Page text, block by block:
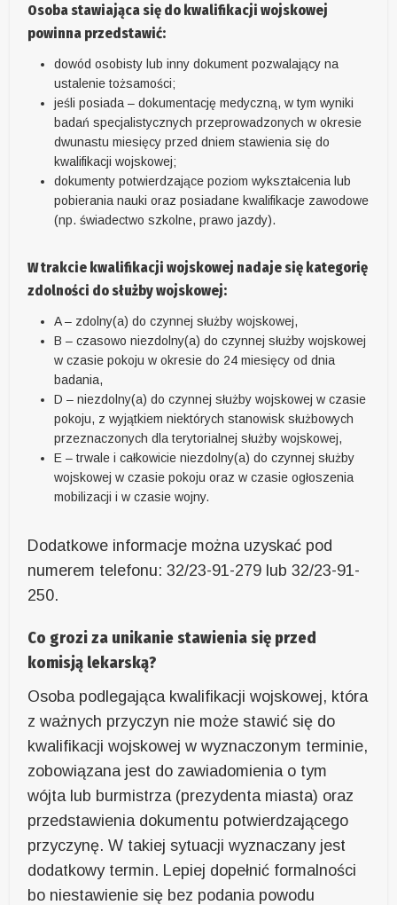
Osoba stawiająca się do kwalifikacji wojskowej
powinna przedstawić:
dowód osobisty lub inny dokument pozwalający na
ustalenie tożsamości;
jeśli posiada – dokumentację medyczną, w tym wyniki
badań specjalistycznych przeprowadzonych w okresie
dwunastu miesięcy przed dniem stawienia się do
kwalifikacji wojskowej;
dokumenty potwierdzające poziom wykształcenia lub
pobierania nauki oraz posiadane kwalifikacje zawodowe
(np. świadectwo szkolne, prawo jazdy).
W trakcie kwalifikacji wojskowej nadaje się kategorię
zdolności do służby wojskowej:
A – zdolny(a) do czynnej służby wojskowej,
B – czasowo niezdolny(a) do czynnej służby wojskowej
w czasie pokoju w okresie do 24 miesięcy od dnia
badania,
D – niezdolny(a) do czynnej służby wojskowej w czasie
pokoju, z wyjątkiem niektórych stanowisk służbowych
przeznaczonych dla terytorialnej służby wojskowej,
E – trwale i całkowicie niezdolny(a) do czynnej służby
wojskowej w czasie pokoju oraz w czasie ogłoszenia
mobilizacji i w czasie wojny.
Dodatkowe informacje można uzyskać pod
numerem telefonu: 32/23-91-279 lub 32/23-91-
250.
Co grozi za unikanie stawienia się przed
komisją lekarską?
Osoba podlegająca kwalifikacji wojskowej, która
z ważnych przyczyn nie może stawić się do
kwalifikacji wojskowej w wyznaczonym terminie,
zobowiązana jest do zawiadomienia o tym
wójta lub burmistrza (prezydenta miasta) oraz
przedstawienia dokumentu potwierdzającego
przyczynę. W takiej sytuacji wyznaczany jest
dodatkowy termin. Lepiej dopełnić formalności
bo niestawienie się bez podania powodu